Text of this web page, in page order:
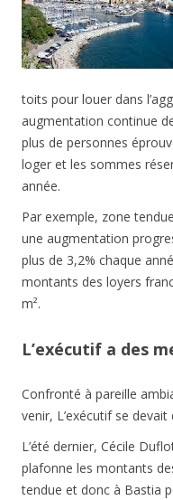
toits pour louer dans
augmentation continue
plus de personnes
loger et les sommes
année.
Par exemple, zone
une augmentation
plus de 3,2% chaque
montants des loyers
m².
L’exécutif a des
Confronté à pareille
venir, L’exécutif se devait
L’été dernier, Cécile
plafonne les montants
tendue et donc à Bastia